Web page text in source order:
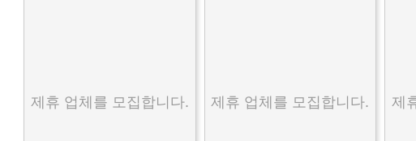
제휴 업체를 모집합니다. 제휴 업체를 모집합니다. 제